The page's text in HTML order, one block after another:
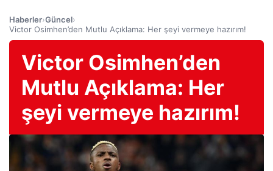
Haberler›Güncel›
Victor Osimhen’den Mutlu Açıklama: Her şeyi vermeye hazırım!
Victor Osimhen’den
Mutlu Açıklama: Her
şeyi vermeye hazırım!